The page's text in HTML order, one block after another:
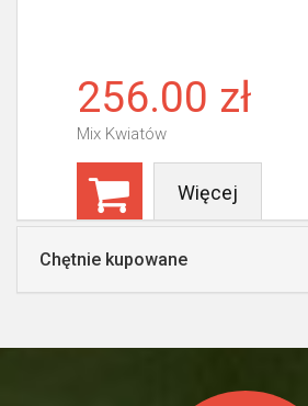
256.00 zł
Mix Kwiatów
Więcej
Chętnie kupowane